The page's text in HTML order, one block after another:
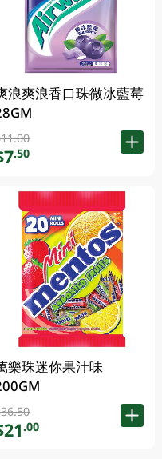
浪爽浪香口珠微冰藍莓
.50
樂珠迷你果汁味
.00